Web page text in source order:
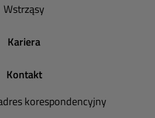
Wstrząsy
Kariera
Kontakt
korespondencyjny